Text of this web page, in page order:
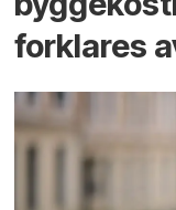
forklares